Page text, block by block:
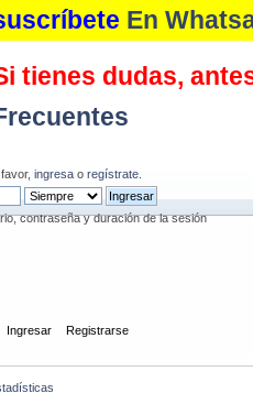
En
tienes dudas,
favor, ingresa o regístrate
contraseña y duración de la sesión
Ingresar Registrarse